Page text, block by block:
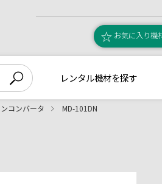
お気に入り機
レンタル機材を探す
コンバータ MD-101DN